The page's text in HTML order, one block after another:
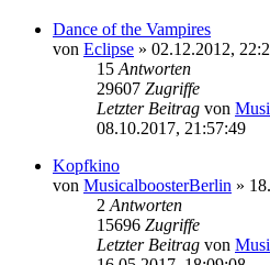
Dance of the Vampires
von Eclipse » 02.12.2012,
15 Antworten
29607 Zugriffe
Letzter Beitrag von
08.10.2017, 21:57:49
Kopfkino
von MusicalboosterBerlin »
2 Antworten
15696 Zugriffe
Letzter Beitrag von